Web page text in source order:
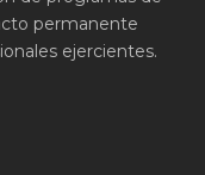
permanente
ejercientes.